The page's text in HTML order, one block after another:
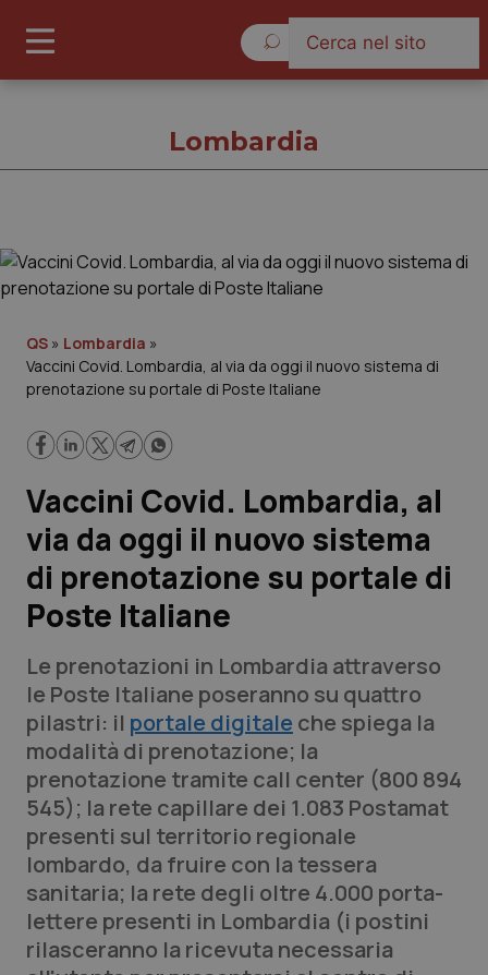
Governo e Parlamento
Regioni e Asl
Lavoro e Professioni
Scienza e Farmaci
Studi e Analisi
Lettere al direttore
Edizioni Regionali
QS Pro
Professionisti Sanitari.AI
Abruzzo
Basilicata
QS Pro Gold
Artrite & artrosi
QS Club Newsletter
Lombardia
QS » Lombardia »
Vaccini Covid. Lombardia, al via da oggi il nuovo sistema di
prenotazione su portale di Poste Italiane
Vaccini Covid. Lombardia, al
via da oggi il nuovo sistema
di prenotazione su portale di
Poste Italiane
Le prenotazioni in Lombardia attraverso
le Poste Italiane poseranno su quattro
pilastri: il portale digitale che spiega la
modalità di prenotazione; la
prenotazione tramite call center (800 894
545); la rete capillare dei 1.083 Postamat
presenti sul territorio regionale
lombardo, da fruire con la tessera
sanitaria; la rete degli oltre 4.000 porta-
lettere presenti in Lombardia (i postini
rilasceranno la ricevuta necessaria